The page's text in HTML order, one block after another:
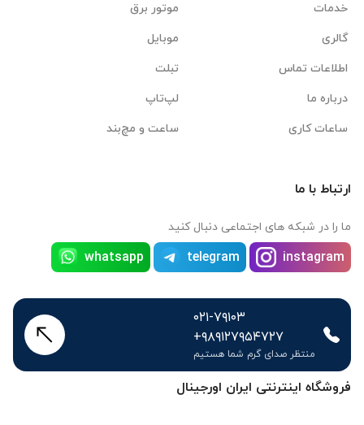
فروشگاه اینترنتی ایران اورجینال
خدمات
گالری
اطلاعات تماس
درباره ما
ساعات کاری
موتور برق
موبایل
تبلت
لپ‌تاپ
ساعت و مچ‌بند
ارتباط با ما
ما را در شبکه های اجتماعی دنبال کنید
instagram
telegram
whatsapp
۰۲۱-۷۹۱۰۳
+۹۸۹۱۲۷۹۵۴۷۲۷
منتظر صدای گرم شما هستیم